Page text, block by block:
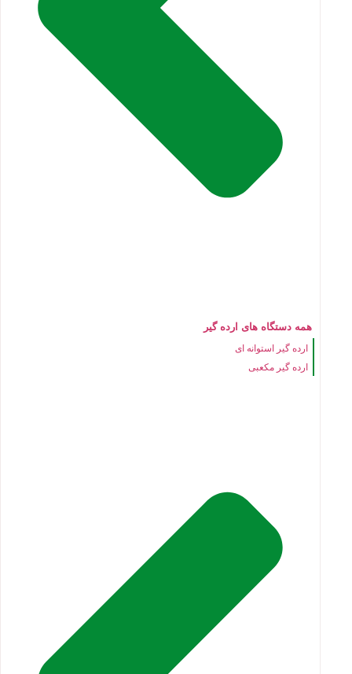
همه دستگاه های ارده گیر
ارده گیر استوانه ای
ارده گیر مکعبی